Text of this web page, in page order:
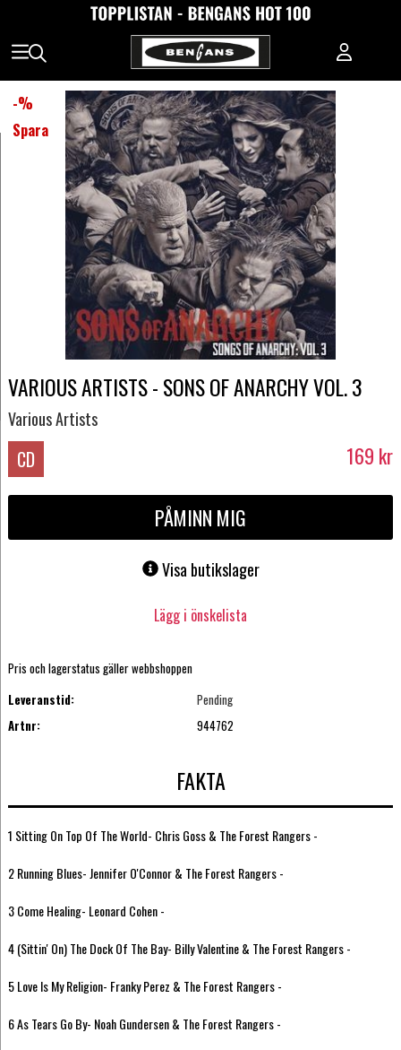
-%
Spara
VARIOUS ARTISTS - SONS OF ANARCHY VOL. 3
Various Artists
CD 169 kr
PÅMINN MIG
Visa butikslager
Lägg i önskelista
Pris och lagerstatus gäller webbshoppen
Leveranstid:
Pending
Artnr:
944762
FAKTA
1 Sitting On Top Of The World- Chris Goss & The Forest Rangers -
2 Running Blues- Jennifer O'Connor & The Forest Rangers -
3 Come Healing- Leonard Cohen -
4 (Sittin' On) The Dock Of The Bay- Billy Valentine & The Forest Rangers -
5 Love Is My Religion- Franky Perez & The Forest Rangers -
6 As Tears Go By- Noah Gundersen & The Forest Rangers -